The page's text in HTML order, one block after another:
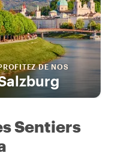
DE NOS
Sentiers